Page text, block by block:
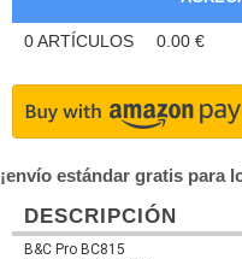
0ARTÍCULOS 0.00 €
¡envío estándar gratis para
DESCRIPCIÓN
B&C Pro BC815